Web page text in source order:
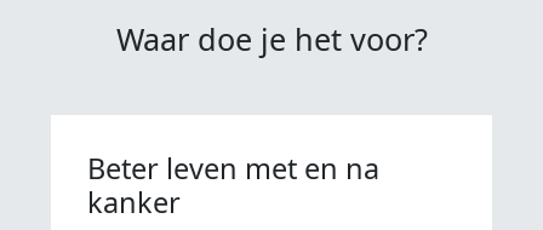
Waar doe je het voor?
Beter leven met en na
kanker